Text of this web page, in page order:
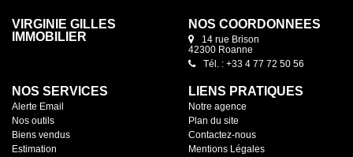
VIRGINIE GILLES
IMMOBILIER
NOS COORDONNÉES
14 rue Brison
42300 Roanne
Tél. : +33 4 77 72 50 56
NOS SERVICES
Alerte Email
Nos outils
Biens vendus
Estimation
LIENS PRATIQUES
Notre agence
Plan du site
Contactez-nous
Mentions Légales